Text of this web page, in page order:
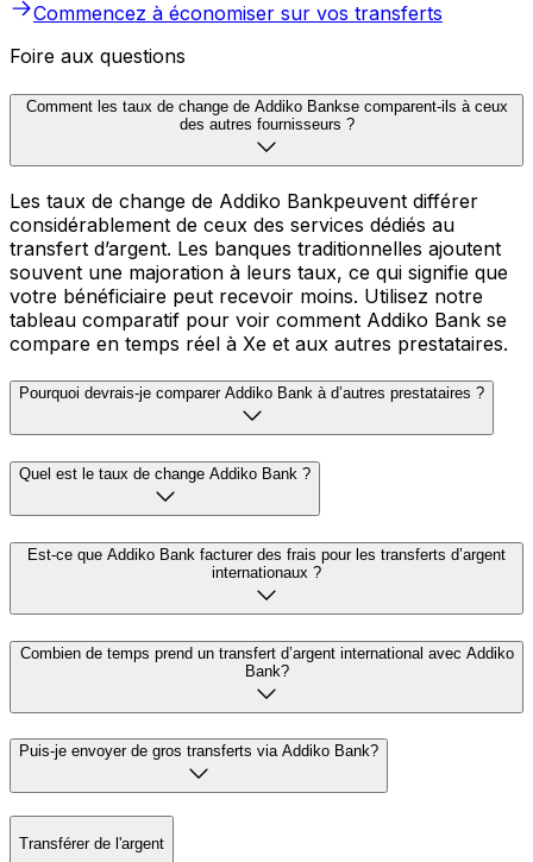
Commencez à économiser sur vos transferts
Foire aux questions
Comment les taux de change de Addiko Bankse comparent-ils à ceux
des autres fournisseurs ?
Les taux de change de Addiko Bankpeuvent différer
considérablement de ceux des services dédiés au
transfert d’argent. Les banques traditionnelles ajoutent
souvent une majoration à leurs taux, ce qui signifie que
votre bénéficiaire peut recevoir moins. Utilisez notre
tableau comparatif pour voir comment Addiko Bank se
compare en temps réel à Xe et aux autres prestataires.
Pourquoi devrais-je comparer Addiko Bank à d’autres prestataires ?
Quel est le taux de change Addiko Bank ?
Est-ce que Addiko Bank facturer des frais pour les transferts d’argent
internationaux ?
Combien de temps prend un transfert d’argent international avec Addiko
Bank?
Puis-je envoyer de gros transferts via Addiko Bank?
Transférer de l'argent